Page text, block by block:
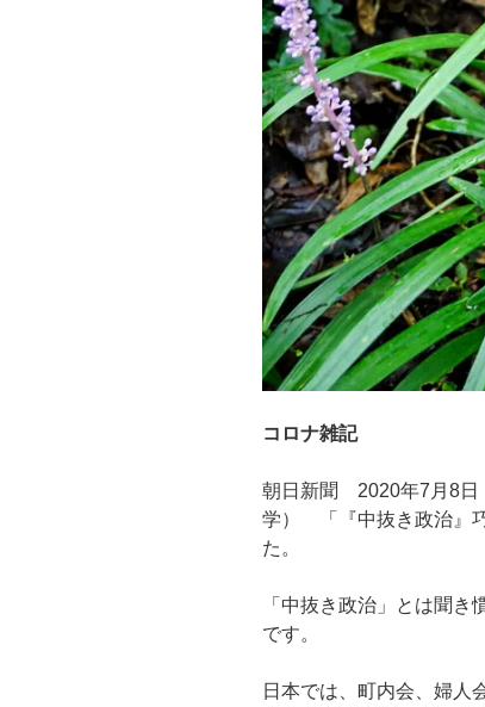
コロナ雑記
朝日新聞 2020年7月8日
学） 「『中抜き政治』
た。
「中抜き政治」とは聞き
です。
日本では、町内会、婦